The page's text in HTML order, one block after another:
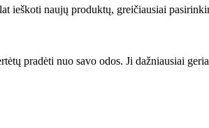
ieškoti naujų produktų, greičiausiai
pradėti nuo savo odos. Ji dažniausiai